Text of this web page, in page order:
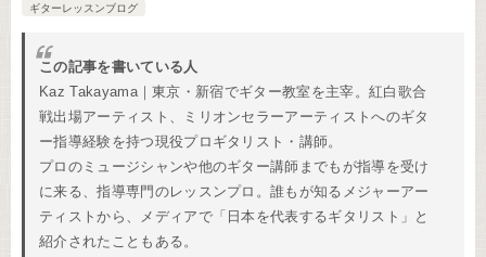
ギターレッスンブログ
この記事を書いている人
Kaz Takayama｜東京・新宿でギター教室を主宰。紅白歌合
戦出場アーティスト、ミリオンセラーアーティストへのギタ
ー指導経験を持つ現役プロギタリスト・講師。
プロのミュージシャンや他のギター講師までもが指導を受け
に来る、指導専門のレッスンプロ。誰もが知るメジャーアー
ティストから、メディアで「日本を代表するギタリスト」と
紹介されたこともある。